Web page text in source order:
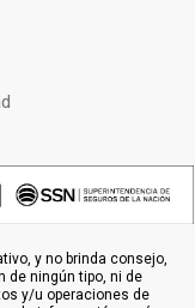
y no brinda consejo,
de ningún tipo, ni de
y/u operaciones de